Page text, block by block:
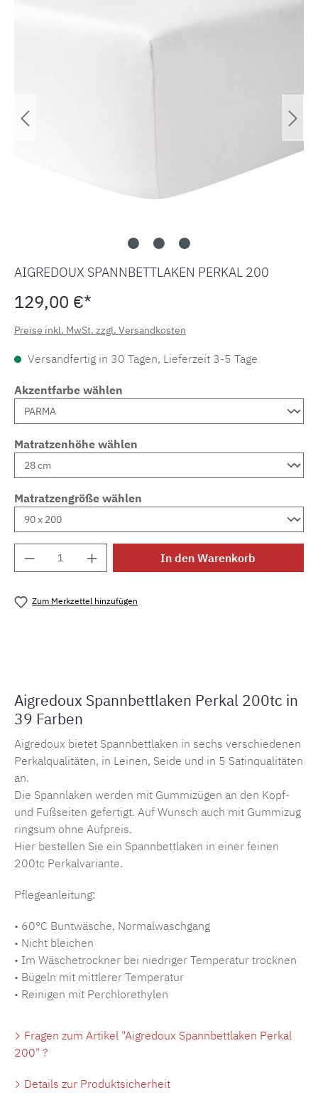
AIGREDOUX SPANNBETTLAKEN PERKAL 200
129,00 €*
Preise inkl. MwSt. zzgl. Versandkosten
Versandfertig in 30 Tagen, Lieferzeit 3-5 Tage
Akzentfarbe wählen
Matratzenhöhe wählen
Matratzengröße wählen
Produkt Anzahl: Gib den gewünschten
In den Warenkorb
Zum Merkzettel hinzufügen
Aigredoux Spannbettlaken Perkal 200tc in
39 Farben
Aigredoux bietet Spannbettlaken in sechs verschiedenen
Perkalqualitäten, in Leinen, Seide und in 5 Satinqualitäten
an.
Die Spannlaken werden mit Gummizügen an den Kopf-
und Fußseiten gefertigt. Auf Wunsch auch mit Gummizug
ringsum ohne Aufpreis.
Hier bestellen Sie ein Spannbettlaken in einer feinen
200tc Perkalvariante.
Pflegeanleitung:
• 60°C Buntwäsche, Normalwaschgang
• Nicht bleichen
• Im Wäschetrockner bei niedriger Temperatur trocknen
• Bügeln mit mittlerer Temperatur
• Reinigen mit Perchlorethylen
Fragen zum Artikel "Aigredoux Spannbettlaken Perkal
200" ?
Details zur Produktsicherheit